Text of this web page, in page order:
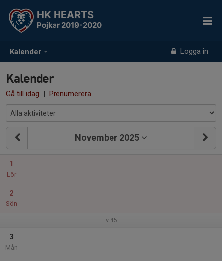
Kalender Logga in
HK HEARTS
Pojkar 2019-2020
Kalender
Gå till idag | Prenumerera
November 2025
1
Lör
2
Sön
v.45
3
Mån